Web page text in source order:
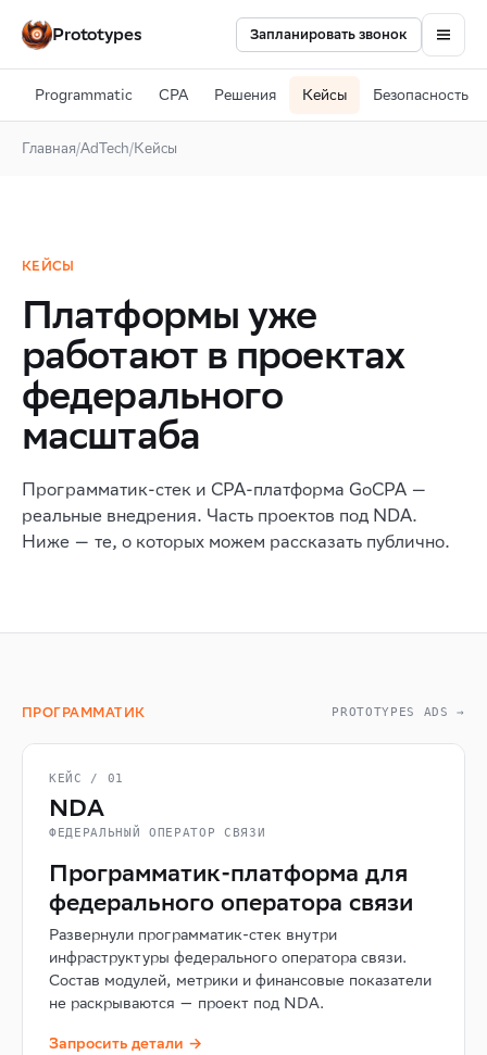
Prototypes Запланировать звонок
Programmatic CPA Решения Кейсы Безопасность
Главная/AdTech/Кейсы
КЕЙСЫ
Платформы уже
работают в проектах
федерального
масштаба
Программатик-стек и CPA-платформа GoCPA —
реальные внедрения. Часть проектов под NDA.
Ниже — те, о которых можем рассказать публично.
ПРОГРАММАТИК PROTOTYPES ADS →
КЕЙС / 01
NDA
ФЕДЕРАЛЬНЫЙ ОПЕРАТОР СВЯЗИ
Программатик-платформа для
федерального оператора связи
Развернули программатик-стек внутри
инфраструктуры федерального оператора связи.
Состав модулей, метрики и финансовые показатели
не раскрываются — проект под NDA.
Запросить детали →